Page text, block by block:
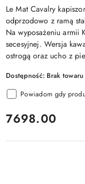
Le Mat Cavalry
odprzodowo z ramą
Na wyposażeniu armii
secesyjnej. Wersja
ostrogą oraz ucho z
Dostępność: Brak towaru
Powiadom gdy
cena:
7698.00